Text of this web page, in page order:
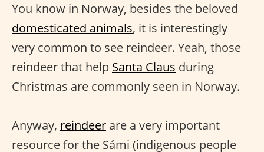
You know in Norway, besides the beloved
domesticated animals, it is interestingly
very common to see reindeer. Yeah, those
reindeer that help Santa Claus during
Christmas are commonly seen in Norway.
Anyway, reindeer are a very important
resource for the Sámi (indigenous people